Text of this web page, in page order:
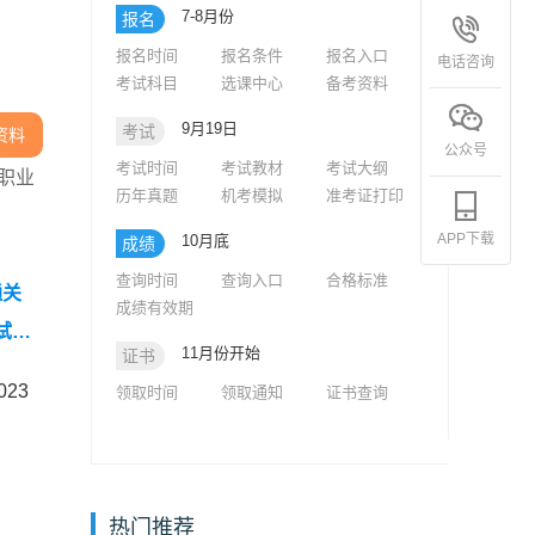
料
业
设
报名 7-8月份
报名时间 报名条件
报名入口
考试科目
选课中心 备考资料
考试 9月19日
考试时间 考试教材
考试大纲
历年真题
机考模拟 准考证打印
成绩 10月底
查询时间 查询入口
合格标准
成绩有效期
证书 11月份开始
领取时间 领取通知 证书查询
热门推荐
电话咨询
公众号
APP下载